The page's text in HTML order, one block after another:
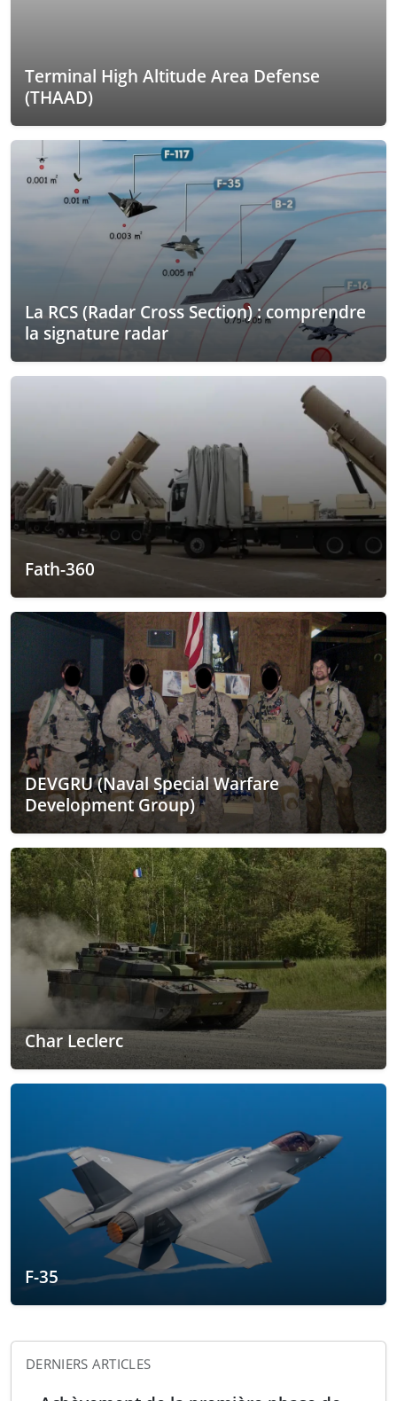
Terminal High Altitude Area Defense
(THAAD)
La RCS (Radar Cross Section) : comprendre
la signature radar
Fath-360
DEVGRU (Naval Special Warfare
Development Group)
Char Leclerc
F-35
DERNIERS ARTICLES